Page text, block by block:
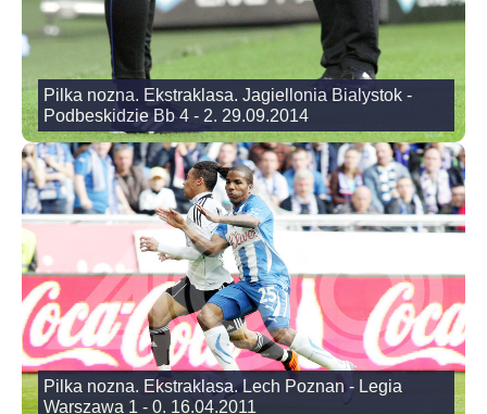
Pilka nozna. Ekstraklasa. Jagiellonia Bialystok -
Podbeskidzie Bb 4 - 2. 29.09.2014
Pilka nozna. Ekstraklasa. Lech Poznan - Legia
Warszawa 1 - 0. 16.04.2011